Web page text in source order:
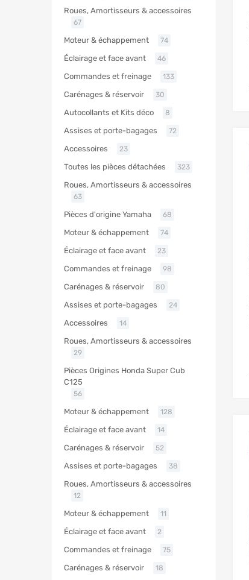
Roues, Amortisseurs & accessoires
67
Moteur & échappement 74
Éclairage et face avant 46
Commandes et freinage 133
Carénages & réservoir 30
Autocollants et Kits déco 8
Assises et porte-bagages 72
Accessoires 23
Toutes les pièces détachées 323
Roues, Amortisseurs & accessoires
63
Pièces d'origine Yamaha 68
Moteur & échappement 74
Éclairage et face avant 23
Commandes et freinage 98
Carénages & réservoir 80
Assises et porte-bagages 24
Accessoires 14
Roues, Amortisseurs & accessoires
29
Pièces Origines Honda Super Cub
C125
56
Moteur & échappement 128
Éclairage et face avant 14
Carénages & réservoir 52
Assises et porte-bagages 38
Roues, Amortisseurs & accessoires
12
Moteur & échappement 11
Éclairage et face avant 2
Commandes et freinage 75
Carénages & réservoir 18